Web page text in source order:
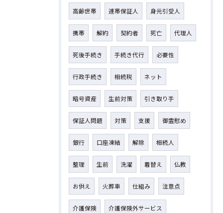
高齢世帯 連帯保証人 身元引受人
携帯 解約 契約者 死亡 代理人
死後手続き 手続き代行 必要性
行政手続き 相続税 ネット
暗号資産 生前対策 引き取り手
保証人問題 対策 支援 御霊慰め
銀行 口座凍結 解除 相続人
整理 生前 洗濯 着替え 仏教
お供え 火葬車 仕組み 注意点
介護保険 介護保険外サービス